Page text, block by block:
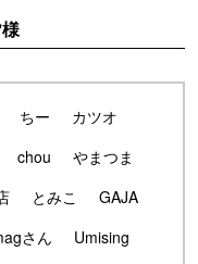
ちー
カツオ
chou
やまつま
とみこ
GAJA
さん
Umising